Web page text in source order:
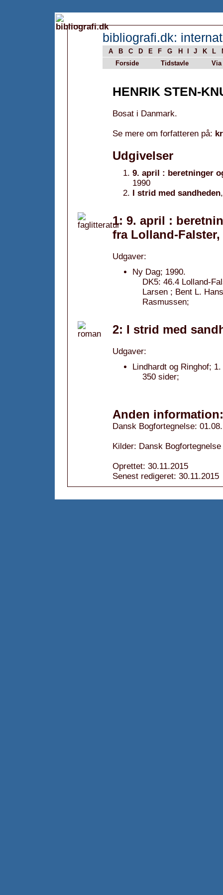
bibliografi.dk:
A B C D E F G H J K L
Forside
Tidstavle Via
HENRIK STEN-
Bosat i Danmark.
Se mere om forfatteren på:
Udgivelser
9. april : beretninger
1990
I strid med sandheden
1: 9. april :
fra Lolland-Falster,
Udgaver:
Ny Dag; 1990.
DK5: 46.4 Lolland-
Larsen ; Bent L.
Rasmussen;
2: I strid med
Udgaver:
Lindhardt og Ringhof;
350 sider;
Anden information:
Dansk Bogfortegnelse:
Kilder: Dansk Bogfortegnelse
Oprettet: 30.11.2015
Senest redigeret: 30.11.2015